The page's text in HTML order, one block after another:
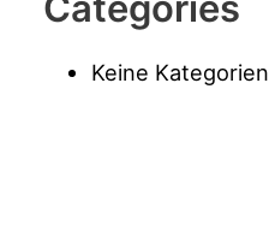
Keine Kategorien